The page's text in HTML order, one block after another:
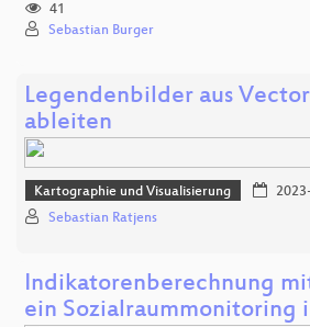
41
Sebastian Burger
Legendenbilder aus
ableiten
Kartographie und Visualisierung
Sebastian Ratjens
Indikatorenberechnung
ein Sozialraummonitoring